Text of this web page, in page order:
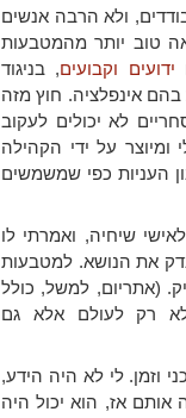
ולא הרבה אנשים
טוב יותר מהמטבעות
ידועים וקבועים, בניגוד
אינפלציה. חוץ מזה
לא יכולים לעקוב
ומיוצר על ידי הקהילה
העניות כפי שמשמשים
שיחיה, ואמרתי לו
את הנושא. למטבעות
(אתריום, למשל, כולל
רק לעולם אלא גם
וזמן. לי לא היה הידע,
אותם אז, הוא יכול היה